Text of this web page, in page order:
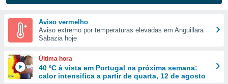
das
e
forma
digital
Aviso vermelho
Aviso extremo por temperaturas elevadas em Anguillara
Sabazia hoje
Última hora
40 ºC à vista em Portugal na próxima semana:
calor intensifica a partir de quarta, 12 de agosto